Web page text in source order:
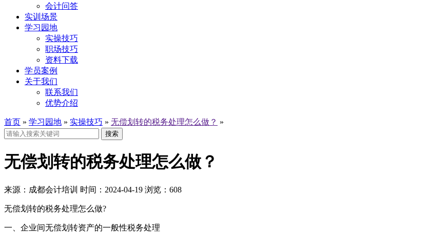
会计问答
实训场景
学习园地
实操技巧
职场技巧
资料下载
学员案例
关于我们
联系我们
优势介绍
首页 » 学习园地 » 实操技巧 » 无偿划转的税务处理怎么做？ »
搜索
无偿划转的税务处理怎么做？
来源： 成都会计培训 时间： 2024-04-19 浏览： 608
无偿划转的税务处理怎么做?
一、企业间无偿划转资产的一般性税务处理